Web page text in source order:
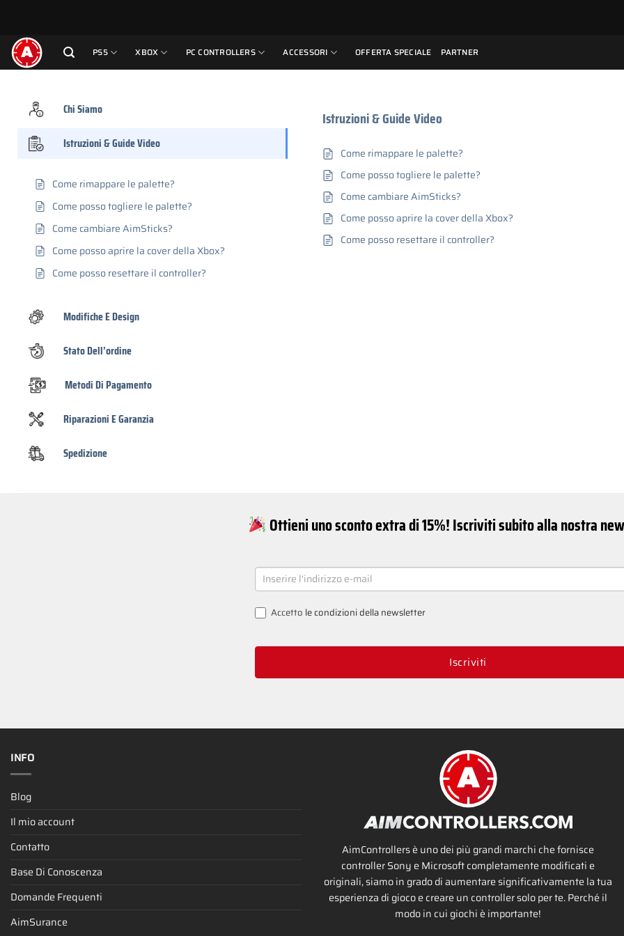
contenuti
PS5 XBOX PC CONTROLLERS ACCESSORI OFFERTA SPECIALE PARTNER
Chi Siamo
Istruzioni & Guide Video
Come rimappare le palette?
Come posso togliere le palette?
Come cambiare AimSticks?
Come posso aprire la cover della Xbox?
Come posso resettare il controller?
Modifiche E Design
Stato Dell’ordine
Metodi Di Pagamento
Riparazioni E Garanzia
Spedizione
Istruzioni & Guide Video
Come rimappare le palette?
Come posso togliere le palette?
Come cambiare AimSticks?
Come posso aprire la cover della Xbox?
Come posso resettare il controller?
Ottieni uno sconto extra di 15%! Iscriviti subito alla nostra
NEWSLETTER
SIGNUP
Accetto le condizioni della newsletter
Iscriviti
INFO
Blog
Il mio account
Contatto
Base Di Conoscenza
Domande Frequenti
AimSurance
AimControllers è uno dei più grandi marchi che fornisce
controller Sony e Microsoft completamente modificati e
originali, siamo in grado di aumentare significativamente la tua
esperienza di gioco e creare un controller solo per te. Perché il
modo in cui giochi è importante!